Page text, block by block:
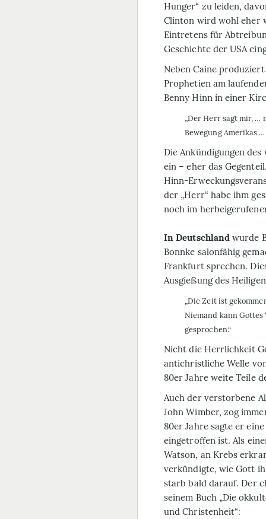
Hunger“ zu leiden,
Clinton wird wohl eher
Eintretens für
Geschichte der USA
Neben Caine
Prophetien am
Benny Hinn in einer
„Der Herr sagt mir, …
Bewegung Amerikas
Die Ankündigungen
ein – eher das
Hinn-
der „Herr“ habe ihm
noch im
In Deutschland wurde
Bonnke salonfähig
Frankfurt sprechen.
Ausgießung des
„Die Zeit ist
Niemand kann
gesprochen.“
Nicht die Herrlichkeit
antichristliche Welle
80er Jahre weite Teile
Auch der verstorbene
John Wimber, zog
80er Jahre sagte er
eingetroffen ist. Als
Watson, an Krebs
verkündigte, wie Gott
starb bald darauf. Der
seinem Buch „Die
und Christenheit“: